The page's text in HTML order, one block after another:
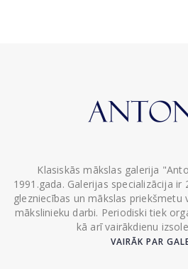
Klasiskās mākslas galerija
1991.gada. Galerijas specializācija
glezniecības un mākslas
mākslinieku darbi. Periodiski tiek
kā arī vairākdienu
VAIRĀK PAR